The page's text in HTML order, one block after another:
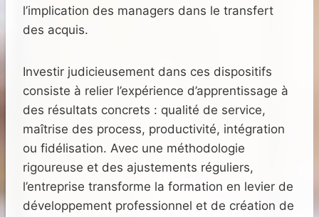
l’implication des managers dans le transfert
des acquis.
Investir judicieusement dans ces dispositifs
consiste à relier l’expérience d’apprentissage à
des résultats concrets : qualité de service,
maîtrise des process, productivité, intégration
ou fidélisation. Avec une méthodologie
rigoureuse et des ajustements réguliers,
l’entreprise transforme la formation en levier de
développement professionnel et de création de